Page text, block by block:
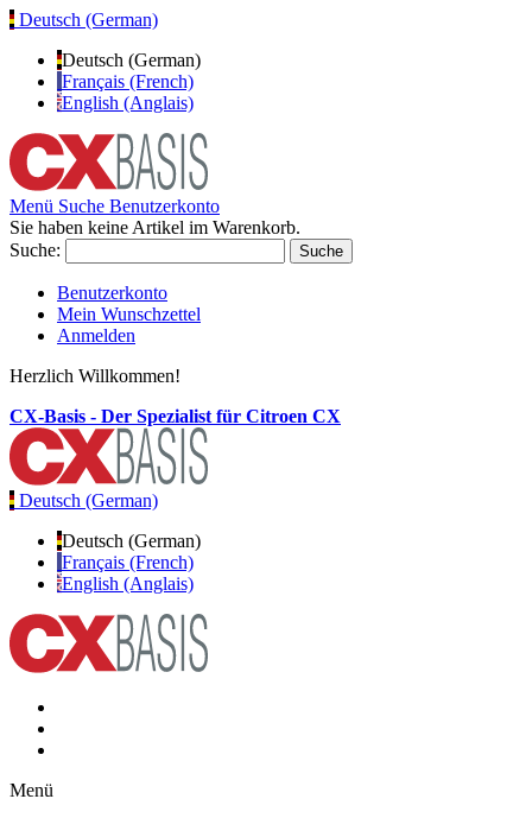
Deutsch (German)
Deutsch (German)
Français (French)
English (Anglais)
Menü Suche Benutzerkonto
Sie haben keine Artikel im Warenkorb.
Suche:
Suche
Benutzerkonto
Mein Wunschzettel
Anmelden
Herzlich Willkommen!
CX-Basis - Der Spezialist für Citroen CX
Deutsch (German)
Deutsch (German)
Français (French)
English (Anglais)
Menü